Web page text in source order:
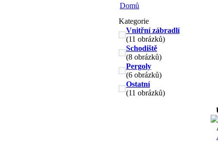
Domů
Kategorie
Vnitřní zábradlí
(11 obrázků)
Schodiště
(8 obrázků)
Pergoly
(6 obrázků)
Ostatní
(11 obrázků)